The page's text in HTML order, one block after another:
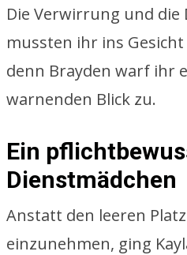
Die Verwirrung und
mussten ihr ins
denn Brayden warf ihr
warnenden Blick zu.
Ein
Dienstmädchen
Anstatt den leeren
einzunehmen, ging